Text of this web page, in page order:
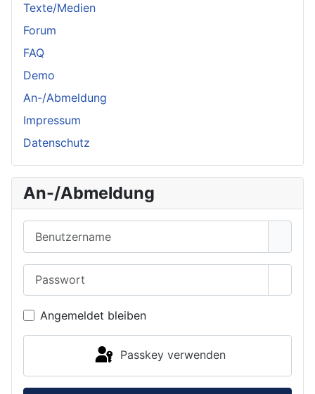
Texte/Medien
Forum
FAQ
Demo
An-/Abmeldung
Impressum
Datenschutz
An-/Abmeldung
Angemeldet bleiben
Passkey verwenden